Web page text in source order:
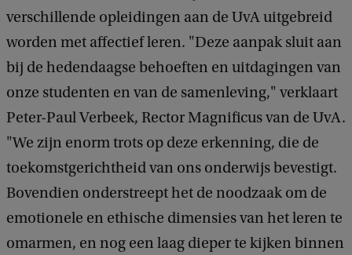
verschillende opleidingen aan de UvA uitgebreid
worden met affectief leren. "Deze aanpak sluit aan
bij de hedendaagse behoeften en uitdagingen van
onze studenten en van de samenleving," verklaart
Peter-Paul Verbeek, Rector Magnificus van de UvA.
"We zijn enorm trots op deze erkenning, die de
toekomstgerichtheid van ons onderwijs bevestigt.
Bovendien onderstreept het de noodzaak om de
emotionele en ethische dimensies van het leren te
omarmen, en nog een laag dieper te kijken binnen